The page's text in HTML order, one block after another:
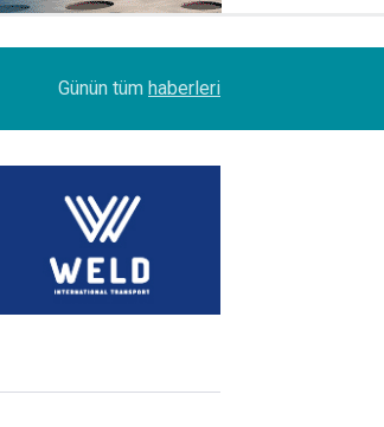
Her biri 120 tonluk 3 Boeing 777, kamyonlarla
Günün tüm haberleri